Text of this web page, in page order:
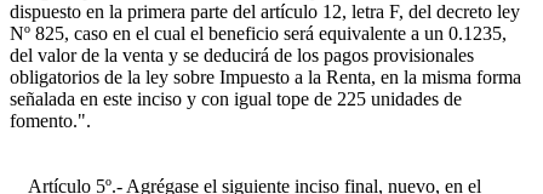
dispuesto en la primera parte del artículo 12, letra F, del decreto ley
Nº 825, caso en el cual el beneficio será equivalente a un 0.1235,
del valor de la venta y se deducirá de los pagos provisionales
obligatorios de la ley sobre Impuesto a la Renta, en la misma forma
señalada en este inciso y con igual tope de 225 unidades de
fomento.".
Artículo 5º.- Agrégase el siguiente inciso final, nuevo, en el